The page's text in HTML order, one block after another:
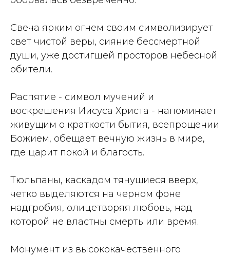
Свеча ярким огнем своим символизирует
свет чистой веры, сияние бессмертной
души, уже достигшей просторов небесной
обители.
Распятие - символ мучений и
воскрешения Иисуса Христа - напоминает
живущим о краткости бытия, всепрощении
Божием, обещает вечную жизнь в мире,
где царит покой и благость.
Тюльпаны, каскадом тянущиеся вверх,
четко выделяются на черном фоне
надгробия, олицетворяя любовь, над
которой не властны смерть или время.
Монумент из высококачественного